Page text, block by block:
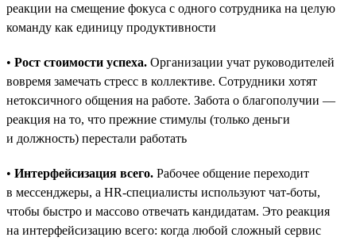
реакции на смещение фокуса с одного сотрудника на целую
команду как единицу продуктивности
• Рост стоимости успеха. Организации учат руководителей
вовремя замечать стресс в коллективе. Сотрудники хотят
нетоксичного общения на работе. Забота о благополучии —
реакция на то, что прежние стимулы (только деньги
и должность) перестали работать
• Интерфейсизация всего. Рабочее общение переходит
в мессенджеры, а HR-специалисты используют чат-боты,
чтобы быстро и массово отвечать кандидатам. Это реакция
на интерфейсизацию всего: когда любой сложный сервис